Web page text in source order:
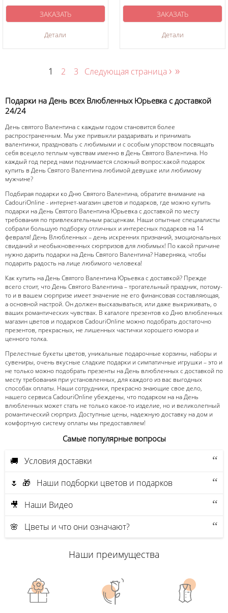
Детали
ЗАКАЗАТЬ
Детали
ЗАКАЗАТЬ
1 2 3 Следующая страница › »
Подарки на День всех Влюбленных Юрьевка с доставкой
24/24
День святого Валентина с каждым годом становится более
распространенным. Мы уже привыкли раздаривать и принимать
валентинки, праздновать с любимыми и с особым упорством посвящать
себя всецело теплым чувствам именно в День Святого Валентина. Но
каждый год перед нами поднимается сложный вопрос:какой подарок
купить в День Святого Валентина любимой девушке или любимому
мужчине?
Подбирая подарки ко Дню Святого Валентина, обратите внимание на
CadouriOnline - интернет-магазин цветов и подарков, где можно купить
подарки на День Святого Валентина Юрьевка с доставкой по месту
требования по привлекательным расценкам. Наши опытные специалисты
собрали большую подборку отличных и интересных подарков на 14
февраля! День Влюбленных – день искренних признаний, эмоциональных
свиданий и необыкновенных сюрпризов для любимых! По какой причине
нужно дарить подарки на День Святого Валентина? Наверняка, чтобы
подарить радость на лице любимого человека!
Как купить на День Святого Валентина Юрьевка с доставкой? Прежде
всего стоит, что День Святого Валентина – трогательный праздник, потому-
то и в вашем сюрпризе имеет значение не его финансовая составляющая,
а основной настрой. Он должен высказываться, или даже выкрикивать, о
ваших романтических чувствах. В каталоге презентов ко Дню влюбленных
магазин цветов и подарков CadouriOnline можно подобрать достаточно
презентов, прекрасных, не лишенных частички хорошего юмора и
ценного толка.
Прелестные букеты цветов, уникальные подарочные корзины, наборы и
сувениры, очень вкусные сладкие подарки и симпатичные игрушки – это и
не только можно подобрать презенты на День влюбленных с доставкой по
месту требования при установленных, для каждого из вас выгодных
способах оплаты. Наши сотрудники, прекрасно знающие свое дело,
нашего сервиса CadouriOnline убеждены, что подарком на на День
влюбленных может стать не только какое-то изделие, но и великолепный
романтический сюрприз. Доступные цены, надежную доставку на дом и
комфортную систему оплаты мы предоставляем!
Самые популярные вопросы
🚚 Условия доставки
🌷 🎁 Наши подборки цветов и подарков
🎥 Наши Видео
🌸 Цветы и что они означают?
Наши преимущества